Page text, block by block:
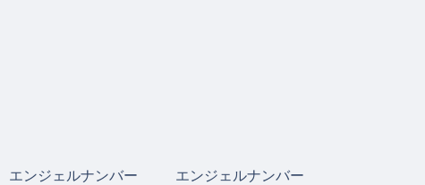
エンジェルナンバー エンジェルナンバー